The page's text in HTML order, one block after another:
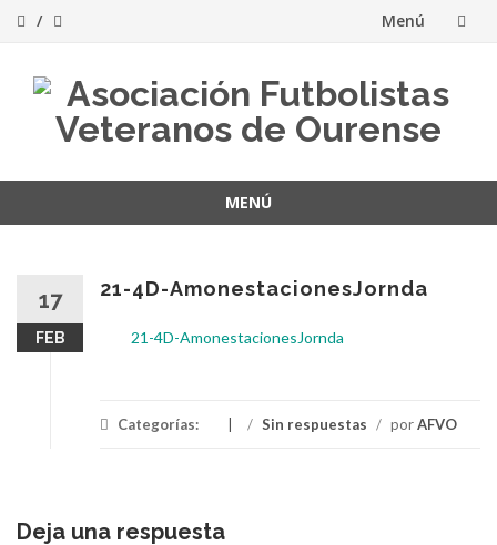
Menú
contenido
MENÚ
17
FEB
21-4D-AmonestacionesJornda
21-4D-AmonestacionesJornda
Categorías: / Sin respuestas / porAFVO
Deja una respuesta